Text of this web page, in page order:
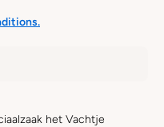
het Vachtje